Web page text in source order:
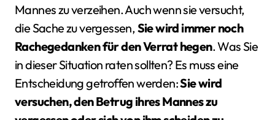
Mannes zu verzeihen. Auch wenn sie versucht,
die Sache zu vergessen,Sie wird immer noch
Rachegedanken für den Verrat hegen. Was Sie
in dieser Situation raten sollten? Es muss eine
Entscheidung getroffen werden:Sie wird
versuchen, den Betrug ihres Mannes zu